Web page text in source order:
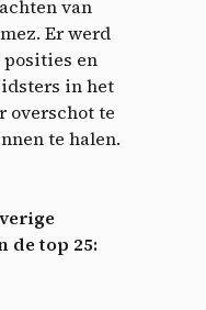
van
Er werd
posities en
in het
overschot te
te halen.
de top 25: